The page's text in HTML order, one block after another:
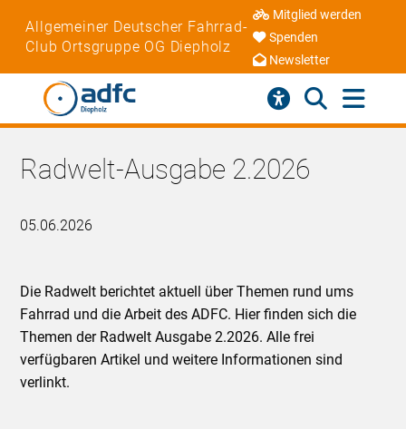
Allgemeiner Deutscher Fahrrad-
Club Ortsgruppe OG Diepholz
Mitglied werden
Spenden
Newsletter
Radwelt-Ausgabe 2.2026
05.06.2026
Die Radwelt berichtet aktuell über Themen rund ums
Fahrrad und die Arbeit des ADFC. Hier finden sich die
Themen der Radwelt Ausgabe 2.2026. Alle frei
verfügbaren Artikel und weitere Informationen sind
verlinkt.